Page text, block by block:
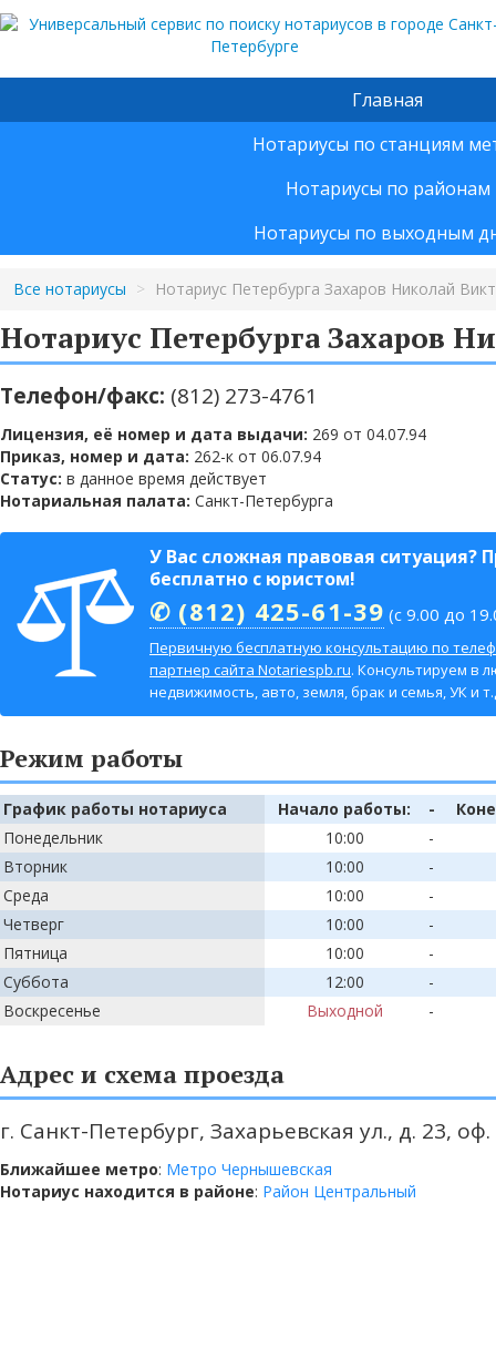
Главная
Нотариусы по станциям
Нотариусы по районам
Нотариусы по выходным
Все нотариусы > Нотариус Петербурга Захаров Николай
Нотариус Петербурга Захаров
Телефон/факс: (812) 273-4761
Лицензия, её номер и дата выдачи: 269 от 04.07.94
Приказ, номер и дата: 262-к от 06.07.94
Статус: в данное время действует
Нотариальная палата: Санкт-Петербурга
У Вас сложная правовая ситуация?
бесплатно с юристом!
✆ (812) 425-61-39 (с 9.00 до
Первичную бесплатную консультацию по
партнер сайта Notariespb.ru. Консультируем в
недвижимость, авто, земля, брак и семья, УК и
Режим работы
График работы нотариуса Начало работы: -
Понедельник
10:00
-
Вторник
10:00
-
Среда
10:00
-
Четверг
10:00
-
Пятница
10:00
-
Суббота
12:00
-
Воскресенье
Выходной -
Адрес и схема проезда
г. Санкт-Петербург, Захарьевская ул., д. 23, оф.
Ближайшее метро: Метро Чернышевская
Нотариус находится в районе: Район Центральный